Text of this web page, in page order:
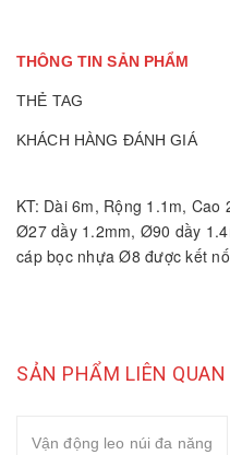
THÔNG TIN SẢN PHẨM
THẺ TAG
KHÁCH HÀNG ĐÁNH GIÁ
KT: Dài 6m, Rộng 1.1m,
Ø27 dầy 1.2mm, Ø90 dầy
cáp bọc nhựa Ø8 được kết
SẢN PHẨM LIÊN QUAN
Vận động leo núi đa năng